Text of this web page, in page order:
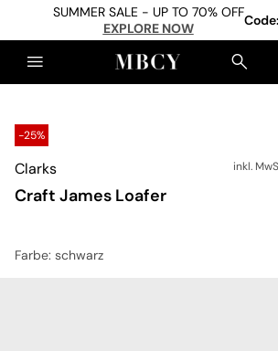
SUMMER SALE - UP TO 70% OFF
EXPLORE NOW
Code:
-25%
Clarks
Craft James Loafer
inkl.
Farbe: schwarz